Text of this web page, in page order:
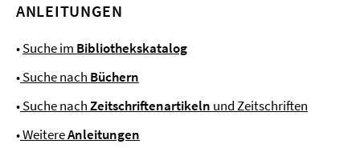
ANLEITUNGEN
•Suche im Bibliothekskatalog
•Suche nach Büchern
•Suche nachZeitschriftenartikeln und Zeitschriften
•WeitereAnleitungen